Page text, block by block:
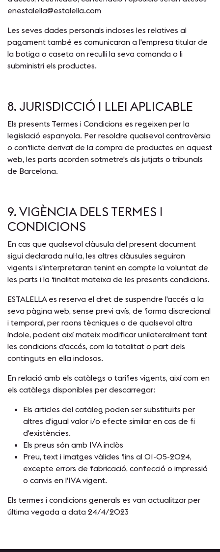
enestalella@estalella.com
Les seves dades personals incloses les relatives al
pagament també es comunicaran a l'empresa titular de
la botiga o caseta on reculli la seva comanda o li
subministri els productes.
8. JURISDICCIÓ I LLEI APLICABLE
Els presents Termes i Condicions es regeixen per la
legislació espanyola. Per resoldre qualsevol controvèrsia
o conflicte derivat de la compra de productes en aquest
web, les parts acorden sotmetre's als jutjats o tribunals
de Barcelona.
9. VIGÈNCIA DELS TERMES I
CONDICIONS
En cas que qualsevol clàusula del present document
sigui declarada nul·la, les altres clàusules seguiran
vigents i s'interpretaran tenint en compte la voluntat de
les parts i la finalitat mateixa de les presents condicions.
ESTALELLA es reserva el dret de suspendre l'accés a la
seva pàgina web, sense previ avís, de forma discrecional
i temporal, per raons tècniques o de qualsevol altra
índole, podent així mateix modificar unilateralment tant
les condicions d'accés, com la totalitat o part dels
continguts en ella inclosos.
En relació amb els catàlegs o tarifes vigents, així com en
els catàlegs disponibles per descarregar:
Els articles del catàleg poden ser substituïts per
altres d'igual valor i/o efecte similar en cas de fi
d'existències.
Els preus són amb IVA inclòs
Preu, text i imatges vàlides fins al 01-05-2024,
excepte errors de fabricació, confecció o impressió
o canvis en l'IVA vigent.
Els termes i condicions generals es van actualitzar per
última vegada a data 24/4/2023